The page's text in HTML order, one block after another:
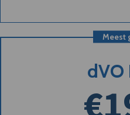
Meest
dVO